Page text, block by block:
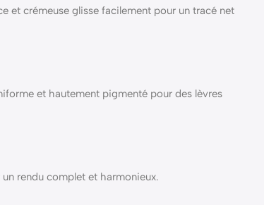
et crémeuse glisse facilement pour un tracé net
et hautement pigmenté pour des lèvres
rendu complet et harmonieux.